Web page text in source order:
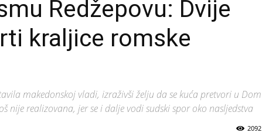
Redžepovu: Dvije
kraljice romske
makedonskoj vladi, izraživši želju da se kuća pretvori u Dom
nije realizovana, jer se i dalje vodi sudski spor oko nasljedstva
2092